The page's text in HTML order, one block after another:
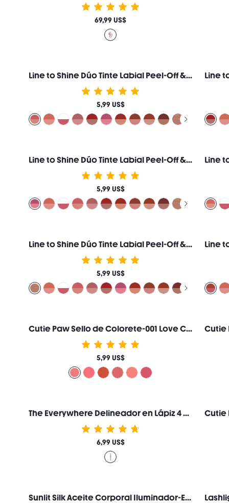
69,99 US$
Line to Shine Dúo Tinte Labial Peel-Off & Gloss-113 Rose Latte Combo 2 en 1 Larga Duración Labial Líquido Delineador de Labios Marca de Belleza Cosmética Maquillaje para Mujeres y Niñas
5,99 US$
Line to Shine Dúo Tinte Labial Peel-Off & Gloss-311 Berry Milkshake Combo 2 en 1 Larga Duración Labial Líquido Delineador de Labios Marca de Belleza Cosmética Maquillaje para Mujeres y Niñas
5,99 US$
Line to Shine Dúo Tinte Labial Peel-Off & Gloss-514 Brown Butter Combo 2 en 1 Larga Duración Labial Líquido Delineador de Labios Marca de Belleza Cosmética Maquillaje para Mujeres y Niñas
5,99 US$
Cutie Paw Sello de Colorete-001 Love Cake
5,99 US$
The Everywhere Delineador en Lápiz 4 en 1 Marca de Belleza Cosmética Maquillaje para Mujeres y Niñas
6,99 US$
Sunlit Silk Aceite Corporal Iluminador-Eros Loción Corporal con Glitter Iluminador Maquillaje Marca de Belleza Cosmética Maquillaje para Mujeres y Niñas